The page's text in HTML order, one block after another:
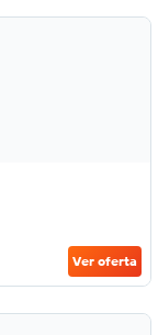
Ver oferta